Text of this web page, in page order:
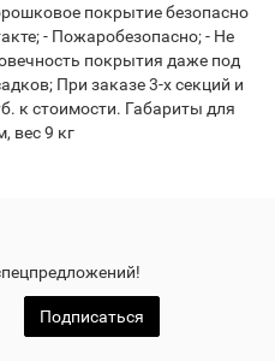
покрытие безопасно
- Пожаробезопасно; - Не
покрытия даже под
При заказе 3-х секций и
к стоимости. Габариты для
вес 9 кг
Подписаться